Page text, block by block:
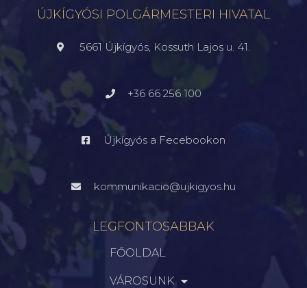
ÚJKÍGYÓSI POLGÁRMESTERI HIVATAL
5661 Újkígyós, Kossuth Lajos u. 41.
+36 66 256 100
Újkígyós a Fecebookon
kommunikacio@ujkigyos.hu
LEGFONTOSABBAK
FŐOLDAL
VÁROSUNK